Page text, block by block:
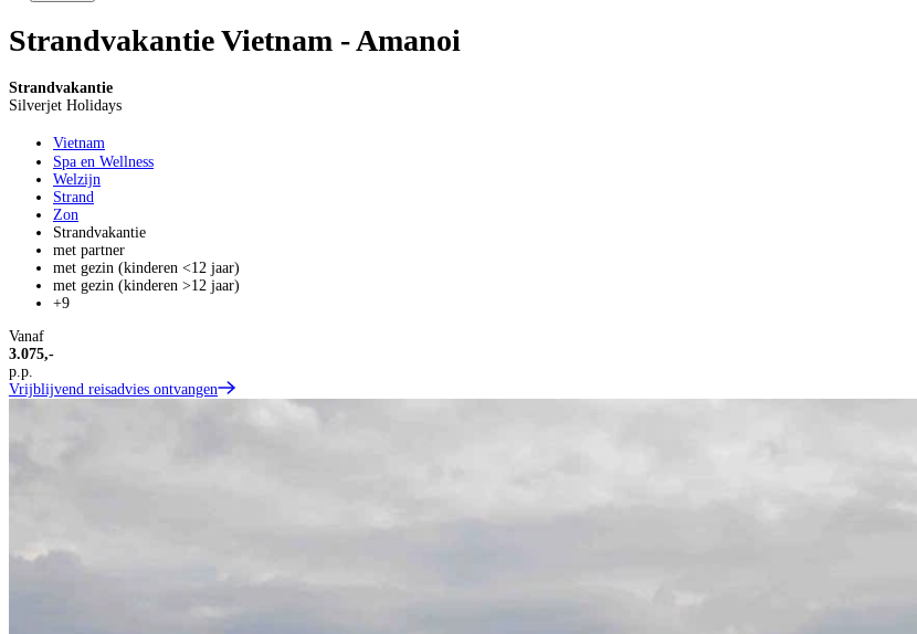
Strandvakantie Vietnam - Amanoi
Strandvakantie
Silverjet Holidays
Vietnam
Spa en Wellness
Welzijn
Strand
Zon
Strandvakantie
met partner
met gezin (kinderen <12 jaar)
met gezin (kinderen >12 jaar)
+9
Vanaf
3.075,-
p.p.
Vrijblijvend reisadvies ontvangen